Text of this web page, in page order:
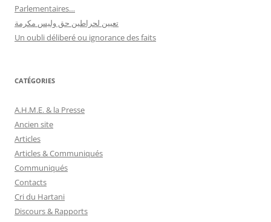
Parlementaires…
تعيين لحراطين حق وليس مكرمة
Un oubli déliberé ou ignorance des faits
CATÉGORIES
A.H.M.E. & la Presse
Ancien site
Articles
Articles & Communiqués
Communiqués
Contacts
Cri du Hartani
Discours & Rapports